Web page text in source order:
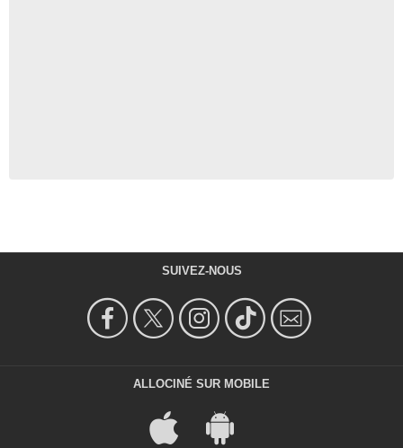
SUIVEZ-NOUS
ALLOCINÉ SUR MOBILE